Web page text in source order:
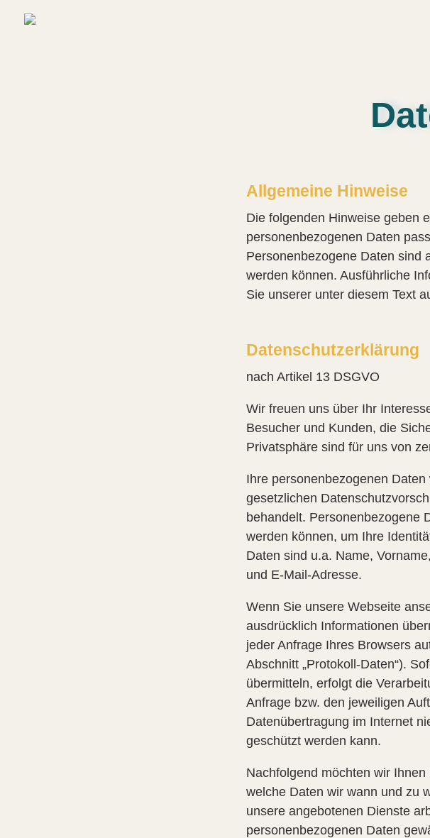
Allgemeine Hinweise
Die folgenden Hinweise geben
personenbezogenen Daten
Personenbezogene Daten sind
werden können. Ausführliche
Sie unserer unter diesem Text
Datenschutzerklärung
nach Artikel 13 DSGVO
Wir freuen uns über Ihr
Besucher und Kunden, die
Privatsphäre sind für uns von
Ihre personenbezogenen
gesetzlichen
behandelt. Personenbezogene
werden können, um Ihre
Daten sind u.a. Name,
und E-Mail-Adresse.
Wenn Sie unsere Webseite
ausdrücklich Informationen
jeder Anfrage Ihres Browsers
Abschnitt „Protokoll-Daten“).
übermitteln, erfolgt die
Anfrage bzw. den jeweiligen
Datenübertragung im Internet
geschützt werden kann.
Nachfolgend möchten wir
welche Daten wir wann und zu
unsere angebotenen Dienste
personenbezogenen Daten